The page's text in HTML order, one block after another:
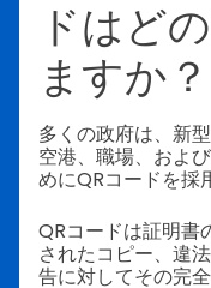
ドはど
ますか？
多くの政府は、新
空港、職場、およ
めにQRコードを採
QRコードは証明書
されたコピー、違
告に対してその完